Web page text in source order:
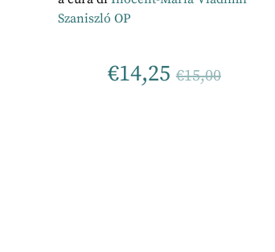
Szaniszló OP
€14,25 €15,00